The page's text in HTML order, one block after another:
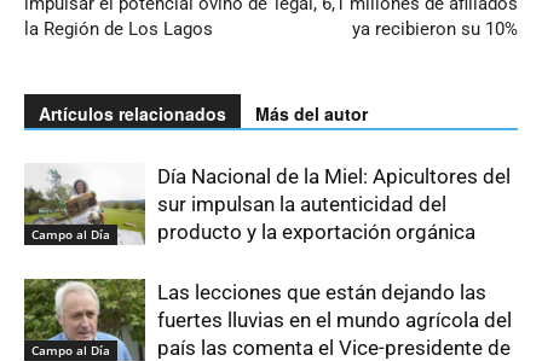
la Región de Los Lagos
ya recibieron su 10%
Artículos relacionados Más del autor
Campo al Día
Día Nacional de la Miel: Apicultores del
sur impulsan la autenticidad del
producto y la exportación orgánica
Campo al Día
Las lecciones que están dejando las
fuertes lluvias en el mundo agrícola del
país las comenta el Vice-presidente de